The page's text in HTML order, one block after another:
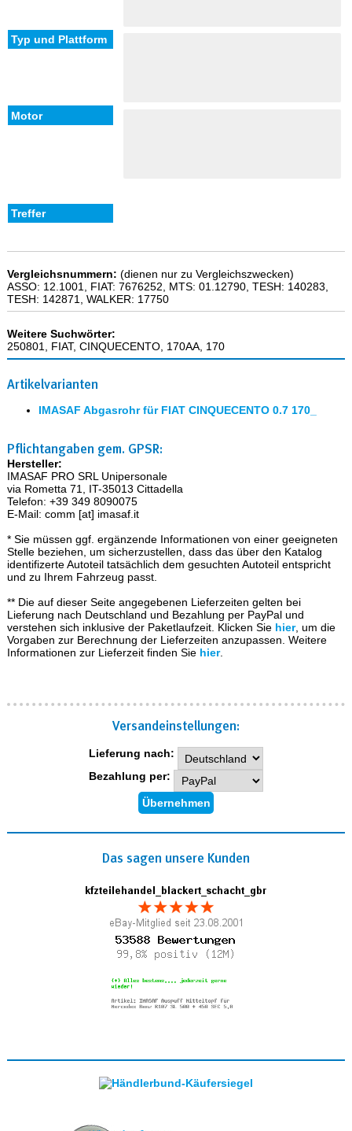
Vergleichsnummern: (dienen nur zu Vergleichszwecken)
ASSO: 12.1001, FIAT: 7676252, MTS: 01.12790, TESH: 140283,
TESH: 142871, WALKER: 17750
Weitere Suchwörter:
250801, FIAT, CINQUECENTO, 170AA, 170
Artikelvarianten
IMASAF Abgasrohr für FIAT CINQUECENTO 0.7 170_
Pflichtangaben gem. GPSR:
Hersteller:
IMASAF PRO SRL Unipersonale
via Rometta 71, IT-35013 Cittadella
Telefon: +39 349 8090075
E-Mail: comm [at] imasaf.it
* Sie müssen ggf. ergänzende Informationen von einer geeigneten
Stelle beziehen, um sicherzustellen, dass das über den Katalog
identifizerte Autoteil tatsächlich dem gesuchten Autoteil entspricht
und zu Ihrem Fahrzeug passt.
** Die auf dieser Seite angegebenen Lieferzeiten gelten bei
Lieferung nach Deutschland und Bezahlung per PayPal und
verstehen sich inklusive der Paketlaufzeit. Klicken Sie hier, um die
Vorgaben zur Berechnung der Lieferzeiten anzupassen. Weitere
Informationen zur Lieferzeit finden Sie hier.
Versand­einstellungen:
Lieferung nach:
Bezahlung per:
Das sagen unsere Kunden